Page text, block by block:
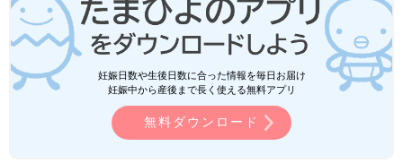
妊娠日数や生後日数に合った情報を毎日お届け
妊娠中から産後まで長く使える無料アプリ
無料ダウンロード